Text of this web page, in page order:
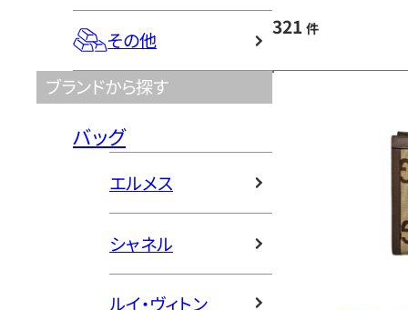
その他
ブランドから探す
バッグ
エルメス
シャネル
ルイ・ヴィトン
321 件